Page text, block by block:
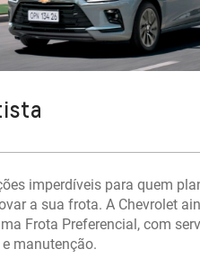
imperdíveis para quem
a sua frota. A Chevrolet
Frota Preferencial, com
e manutenção.